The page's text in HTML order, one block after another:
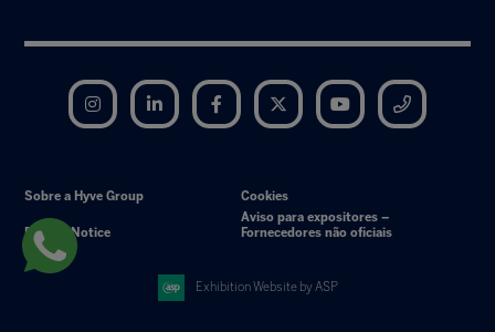
Instagram LinkedIn Facebook Twitter YouTube
Sobre a Hyve Group Cookies
Privacy Notice
Aviso para expositores –
Fornecedores não oficiais
Exhibition Website by ASP